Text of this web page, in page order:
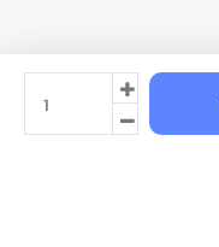
© 2025 - Réalisation par